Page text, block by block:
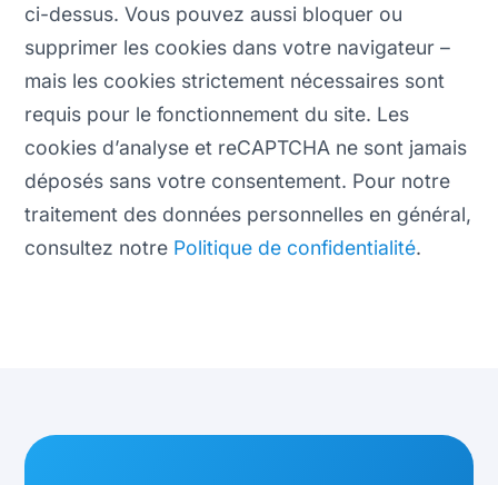
ci-dessus. Vous pouvez aussi bloquer ou
supprimer les cookies dans votre navigateur –
mais les cookies strictement nécessaires sont
requis pour le fonctionnement du site. Les
cookies d’analyse et reCAPTCHA ne sont jamais
déposés sans votre consentement. Pour notre
traitement des données personnelles en général,
consultez notre Politique de confidentialité.